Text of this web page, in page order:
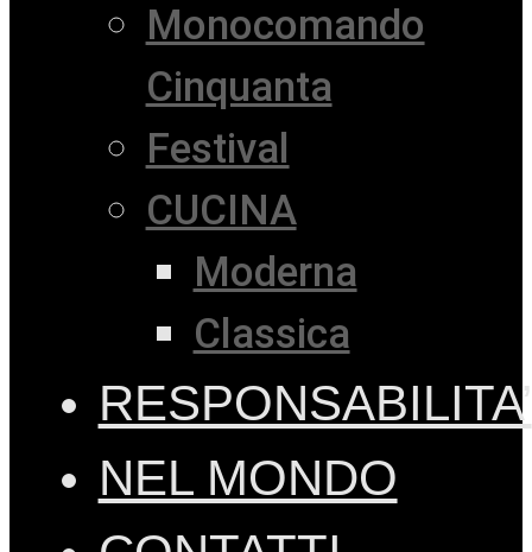
Monocomando
Cinquanta
Festival
CUCINA
Moderna
Classica
RESPONSABILITA’
NEL MONDO